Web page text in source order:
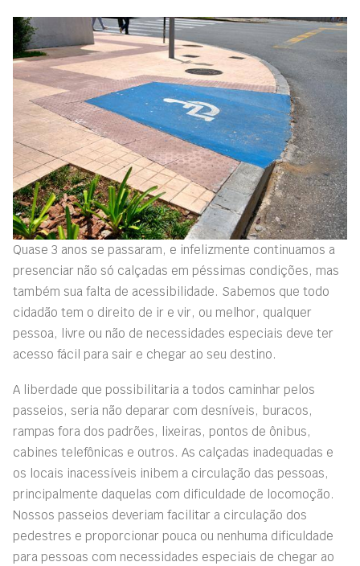
Quase 3 anos se passaram, e infelizmente continuamos a
presenciar não só calçadas em péssimas condições, mas
também sua falta de acessibilidade. Sabemos que todo
cidadão tem o direito de ir e vir, ou melhor, qualquer
pessoa, livre ou não de necessidades especiais deve ter
acesso fácil para sair e chegar ao seu destino.
A liberdade que possibilitaria a todos caminhar pelos
passeios, seria não deparar com desníveis, buracos,
rampas fora dos padrões, lixeiras, pontos de ônibus,
cabines telefônicas e outros. As calçadas inadequadas e
os locais inacessíveis inibem a circulação das pessoas,
principalmente daquelas com dificuldade de locomoção.
Nossos passeios deveriam facilitar a circulação dos
pedestres e proporcionar pouca ou nenhuma dificuldade
para pessoas com necessidades especiais de chegar ao